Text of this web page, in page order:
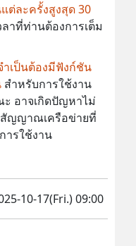
ต่ละครั้งสูงสุด 30
าที่ท่านต้องการเต็ม
เป็นต้องมีฟังก์ชัน
สำหรับการใช้งาน
อาจเกิดปัญหาไม่
สัญญาณเครือข่ายที่
ารใช้งาน
10-17(Fri.) 09:00